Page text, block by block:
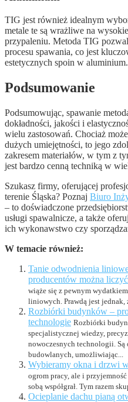
TIG jest również idealnym
metale te są wrażliwe na
przypaleniu. Metoda TIG
procesu spawania, co jest
estetycznych spoin w aluminium.
Podsumowanie
Podsumowując, spawanie
dokładności, jakości i
wielu zastosowań. Chociaż
dużych umiejętności, to jego
zakresem materiałów, w tym z
jest bardzo cenną techniką w
Szukasz firmy, oferującej
terenie Śląska? Poznaj Biuro
– to doświadczone
usługi spawalnicze, a także
ich wykonawstwo czy
W temacie również:
Tanie odwodnienia
producentów można
wiąże się z pewnym
liniowych. Prawdą jest jednak,
Rozbiórki budynków –
technologie Rozbiórki
specjalistycznej wiedzy,
nowoczesnych technologii.
budowlanych, umożliwiając...
Wybieramy okna i drzwi
ogrom pracy, ale i
sobą współgrał. Tym razem
Ocieplanie dachu pianą